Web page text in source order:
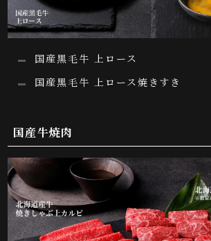
国産黒毛牛 上ロース
国産黒毛牛 上ロース焼きすき
国産牛焼肉